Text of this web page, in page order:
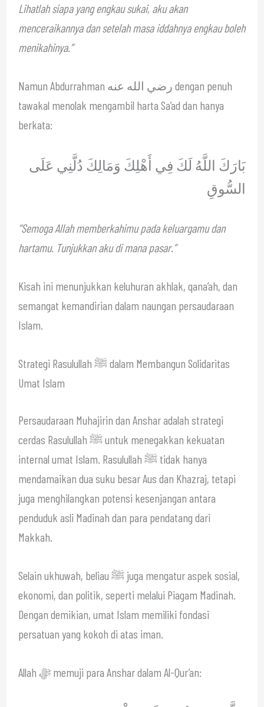
Lihatlah siapa yang engkau sukai, aku akan
menceraikannya dan setelah masa iddahnya engkau boleh
menikahinya.”
Namun Abdurrahman رضي الله عنه dengan penuh
tawakal menolak mengambil harta Sa’ad dan hanya
berkata:
بَارَكَ اللَّهُ لَكَ فِي أَهْلِكَ وَمَالِكَ دُلَّنِي عَلَى
السُّوقِ
“Semoga Allah memberkahimu pada keluargamu dan
hartamu. Tunjukkan aku di mana pasar.”
Kisah ini menunjukkan keluhuran akhlak, qana’ah, dan
semangat kemandirian dalam naungan persaudaraan
Islam.
Strategi Rasulullah ﷺ dalam Membangun Solidaritas
Umat Islam
Persaudaraan Muhajirin dan Anshar adalah strategi
cerdas Rasulullah ﷺ untuk menegakkan kekuatan
internal umat Islam. Rasulullah ﷺ tidak hanya
mendamaikan dua suku besar Aus dan Khazraj, tetapi
juga menghilangkan potensi kesenjangan antara
penduduk asli Madinah dan para pendatang dari
Makkah.
Selain ukhuwah, beliau ﷺ juga mengatur aspek sosial,
ekonomi, dan politik, seperti melalui Piagam Madinah.
Dengan demikian, umat Islam memiliki fondasi
persatuan yang kokoh di atas iman.
Allah ﷻ memuji para Anshar dalam Al-Qur’an: